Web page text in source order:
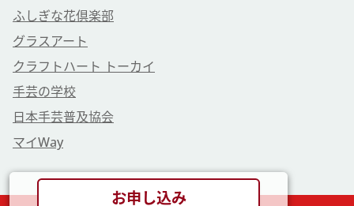
お申し込み
ふしぎな花倶楽部
グラスアート
クラフトハート トーカイ
手芸の学校
日本手芸普及協会
マイWay